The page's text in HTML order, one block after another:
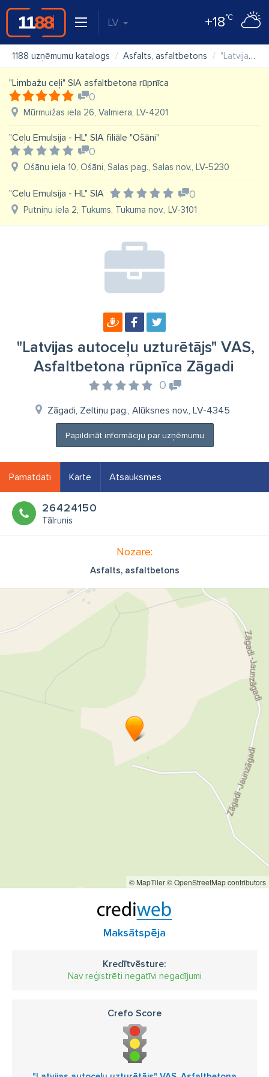
LV +18°C
1188 uzņēmumu katalogs Asfalts, asfaltbetons "Latvijas autoceļu uzturētājs" VAS, Asfaltbetona rūpnīca Zāgadi
"Limbažu ceļi" SIA asfaltbetona rūpnīca
0
Mūrmuižas iela 26, Valmiera, LV-4201
"Ceļu Emulsija - HL" SIA filiāle "Ošāni"
0
Ošānu iela 10, Ošāni, Salas pag., Salas nov., LV-5230
"Ceļu Emulsija - HL" SIA 0
Putniņu iela 2, Tukums, Tukuma nov., LV-3101
"Latvijas autoceļu uzturētājs" VAS,
Asfaltbetona rūpnīca Zāgadi
0
Zāgadi, Zeltiņu pag., Alūksnes nov., LV-4345
Papildināt informāciju par uzņēmumu
Pamatdati Karte Atsauksmes
26424150
Tālrunis
Nozare:
Asfalts, asfaltbetons
© MapTiler© OpenStreetMap contributors
Maksātspēja
Kredītvēsture:
Nav reģistrēti negatīvi negadījumi
Crefo Score